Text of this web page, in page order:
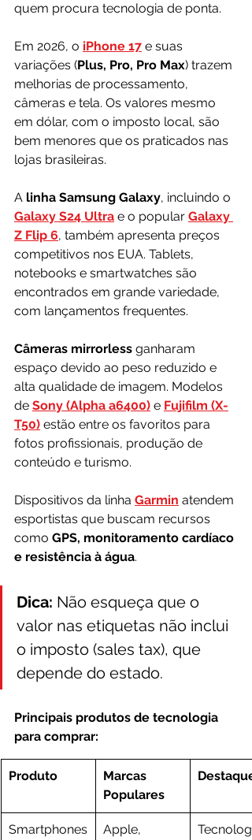
quem procura tecnologia de ponta.
Em 2026, o iPhone 17 e suas
variações (Plus, Pro, Pro Max) trazem
melhorias de processamento,
câmeras e tela. Os valores mesmo
em dólar, com o imposto local, são
bem menores que os praticados nas
lojas brasileiras.
A linha Samsung Galaxy, incluindo o
Galaxy S24 Ultra e o popular Galaxy
Z Flip 6, também apresenta preços
competitivos nos EUA. Tablets,
notebooks e smartwatches são
encontrados em grande variedade,
com lançamentos frequentes.
Câmeras mirrorless ganharam
espaço devido ao peso reduzido e
alta qualidade de imagem. Modelos
de Sony (Alpha a6400) e Fujifilm (X-
T50) estão entre os favoritos para
fotos profissionais, produção de
conteúdo e turismo.
Dispositivos da linha Garmin atendem
esportistas que buscam recursos
como GPS, monitoramento cardíaco
e resistência à água.
Dica: Não esqueça que o
valor nas etiquetas não inclui
o imposto (sales tax), que
depende do estado.
Principais produtos de tecnologia
para comprar:
Produto
Marcas
Populares
Smartphones
Apple,